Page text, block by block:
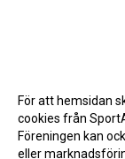
För att hemsidan
cookies från
Föreningen kan
eller